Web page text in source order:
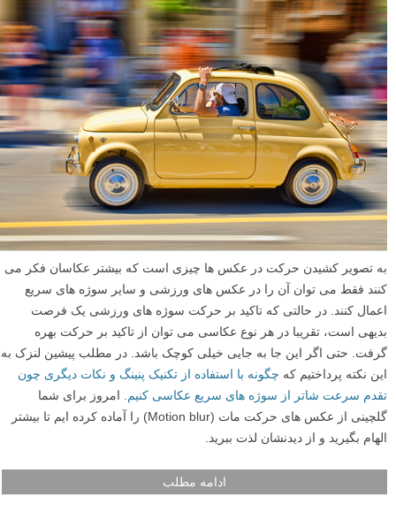
به تصویر کشیدن حرکت در عکس ها چیزی است که بیشتر عکاسان فکر می
کنند فقط می توان آن را در عکس های ورزشی و سایر سوژه های سریع
اعمال کنند. در حالتی که تاکید بر حرکت سوژه های ورزشی یک فرصت
بدیهی است، تقریبا در هر نوع عکاسی می توان از تاکید بر حرکت بهره
گرفت. حتی اگر این جا به جایی خیلی کوچک باشد. در مطلب پیشین لنزک به
این نکته پرداختیم که چگونه با استفاده از تکنیک پنینگ و نکات دیگری چون
تقدم سرعت شاتر از سوژه های سریع عکاسی کنیم. امروز برای شما
گلچینی از عکس های حرکت مات (Motion blur) را آماده کرده ایم تا بیشتر
الهام بگیرید و از دیدنشان لذت ببرید.
ادامه مطلب